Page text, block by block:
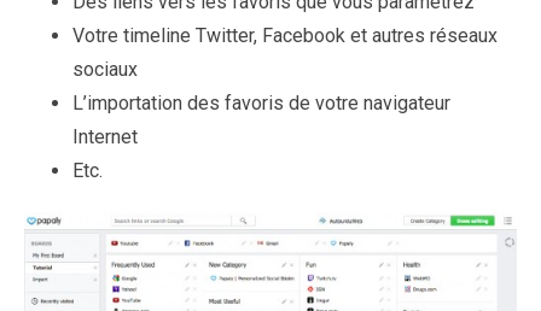
Votre timeline Twitter, Facebook et autres réseaux
sociaux
L’importation des favoris de votre navigateur
Internet
Etc.